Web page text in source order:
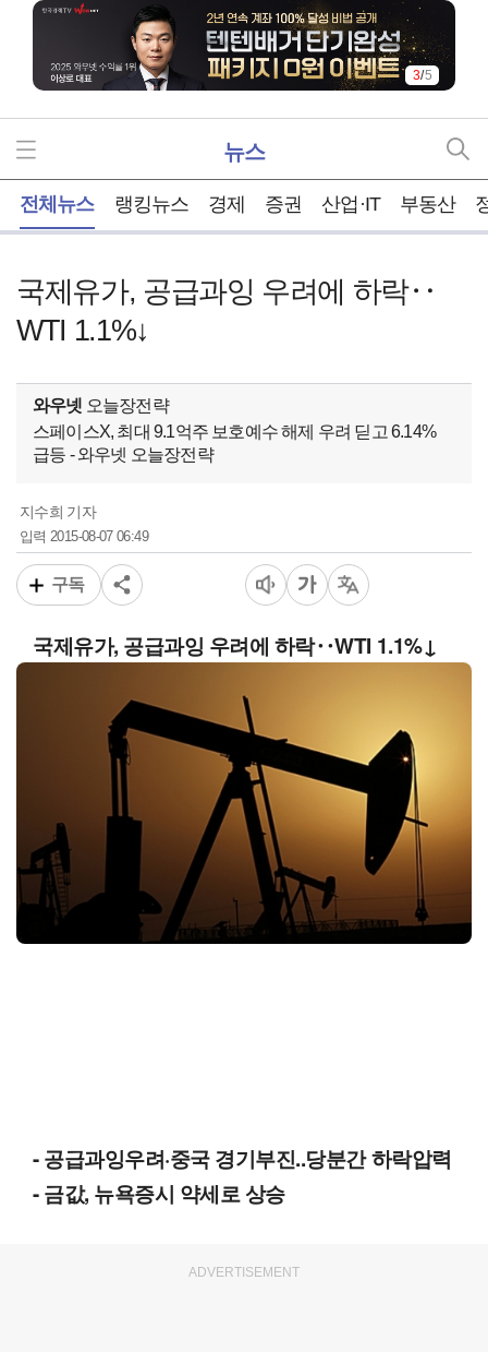
3/5
뉴스
전체뉴스 랭킹뉴스 경제 증권 산업·IT 부동산
국제유가, 공급과잉 우려에 하락‥
WTI 1.1%↓
와우넷 오늘장전략
스페이스X, 최대 9.1억주 보호예수 해제 우려 딛고 6.14%
급등 - 와우넷 오늘장전략
지수희 기자
입력2015-08-07 06:49
구독
국제유가, 공급과잉 우려에 하락‥WTI 1.1%↓
- 공급과잉우려·중국 경기부진..당분간 하락압력
- 금값, 뉴욕증시 약세로 상승
ADVERTISEMENT